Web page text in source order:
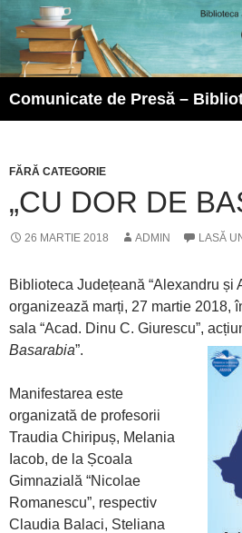
FĂRĂ CATEGORIE
„CU DOR DE
26 MARTIE 2018 ADMIN LASĂ
Biblioteca Județeană “Alexandru și
organizează marți, 27 martie 2018,
sala “Acad. Dinu C. Giurescu”,
Basarabia”.
Manifestarea este
organizată de profesorii
Traudia Chiripuș, Melania
Iacob, de la Școala
Gimnazială “Nicolae
Romanescu”, respectiv
Claudia Balaci, Steliana